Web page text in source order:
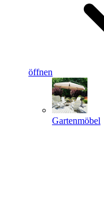
öffnen
Gartenmöbel